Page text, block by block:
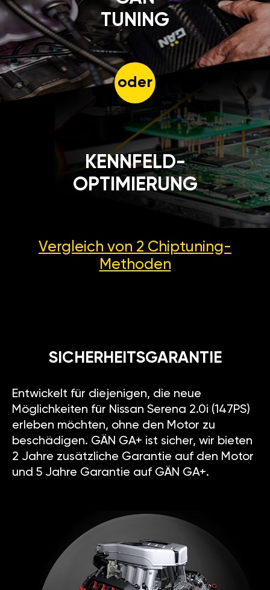
TUNING
oder
KENNFELD-
OPTIMIERUNG
Vergleich von 2 Chiptuning-
Methoden
SICHERHEITSGARANTIE
Entwickelt für diejenigen, die neue
Möglichkeiten für Nissan Serena 2.0i (147PS)
erleben möchten, ohne den Motor zu
beschädigen. GÄN GA+ ist sicher, wir bieten
2 Jahre zusätzliche Garantie auf den Motor
und 5 Jahre Garantie auf GÄN GA+.